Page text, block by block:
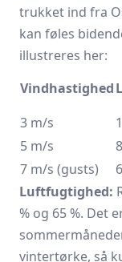
trukket ind fra
kan føles
illustreres her:
Vindhastighed
3 m/s
5 m/s
7 m/s (gusts)
Luftfugtighed:
% og 65 %. Det
vintertørke, så